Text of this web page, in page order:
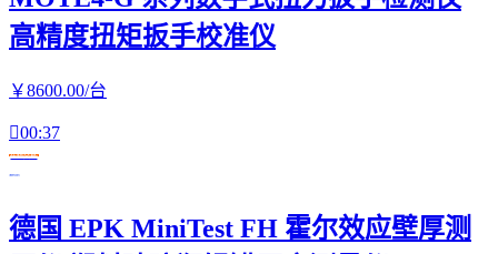
高精度扭矩扳手校准仪
￥8600.00/台
00:37
在线交易
德国 EPK MiniTest FH 霍尔效应壁厚测